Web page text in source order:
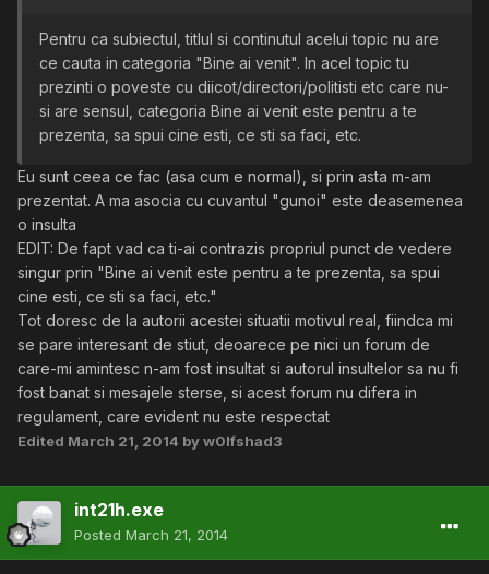
Pentru ca subiectul, titlul si continutul acelui topic nu are
ce cauta in categoria "Bine ai venit". In acel topic tu
prezinti o poveste cu diicot/directori/politisti etc care nu-
si are sensul, categoria Bine ai venit este pentru a te
prezenta, sa spui cine esti, ce sti sa faci, etc.
Eu sunt ceea ce fac (asa cum e normal), si prin asta m-am
prezentat. A ma asocia cu cuvantul "gunoi" este deasemenea
o insulta
EDIT: De fapt vad ca ti-ai contrazis propriul punct de vedere
singur prin "Bine ai venit este pentru a te prezenta, sa spui
cine esti, ce sti sa faci, etc."
Tot doresc de la autorii acestei situatii motivul real, fiindca mi
se pare interesant de stiut, deoarece pe nici un forum de
care-mi amintesc n-am fost insultat si autorul insultelor sa nu fi
fost banat si mesajele sterse, si acest forum nu difera in
regulament, care evident nu este respectat
Edited March 21, 2014 by w0lfshad3
int21h.exe
Posted March 21, 2014